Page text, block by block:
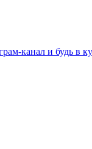
канал и будь в